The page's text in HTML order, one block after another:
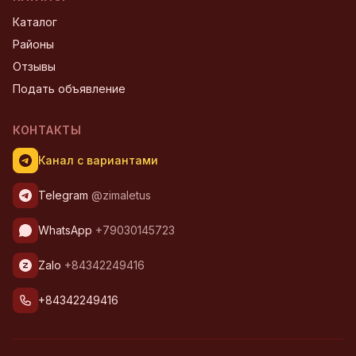
Каталог
Районы
Отзывы
Подать объявление
КОНТАКТЫ
Канал с вариантами
Telegram @zimaletus
WhatsApp +79030145723
Zalo +84342249416
+84342249416